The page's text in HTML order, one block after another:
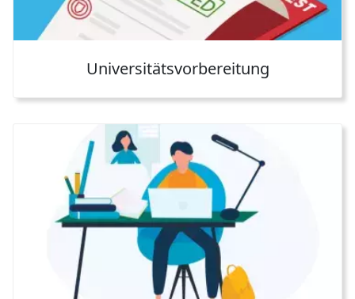
Universitätsvorbereitung